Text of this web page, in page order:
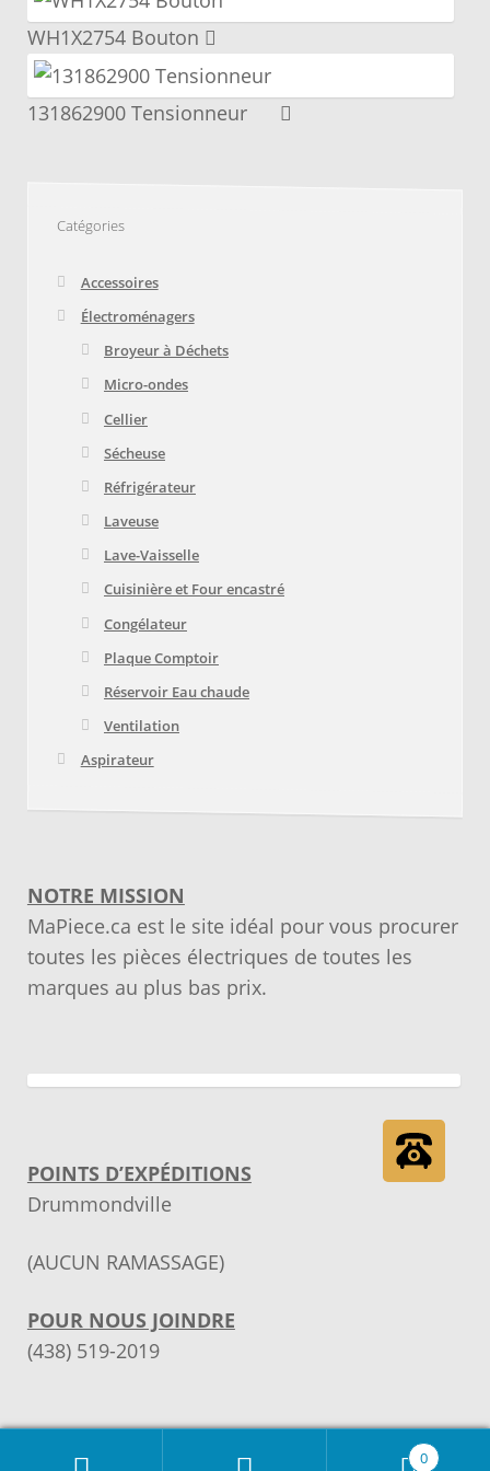
📌 Mettez cette page dans vos favoris!
$303.56.
WH1X2754 Bouton
131862900 Tensionneur
Catégories
Accessoires
Électroménagers
Broyeur à Déchets
Micro-ondes
Cellier
Sécheuse
Réfrigérateur
Laveuse
Lave-Vaisselle
Cuisinière et Four encastré
Congélateur
Plaque Comptoir
Réservoir Eau chaude
Ventilation
Aspirateur
NOTRE MISSION
MaPiece.ca est le site idéal pour vous procurer
toutes les pièces électriques de toutes les
marques au plus bas prix.
POINTS D’EXPÉDITIONS
Drummondville
(AUCUN RAMASSAGE)
POUR NOUS JOINDRE
(438) 519-2019
© Ma pièce | Pièces d'électroménagers 2026
0